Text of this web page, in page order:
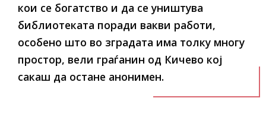
кои се богатство и да се уништува
библиотеката поради вакви работи,
особено што во зградата има толку многу
простор, вели граѓанин од Кичево кој
сакаш да остане анонимен.